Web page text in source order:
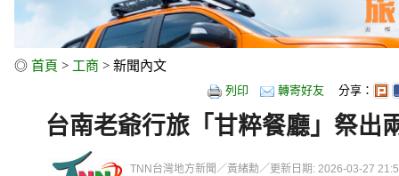
◎ 首頁 > 工商 > 新聞內文
列印 轉寄好友 分享：
台南老爺行旅「甘粹餐廳」祭出
TNN台灣地方新聞／黃緒勳／更新日期: 2026-03-27